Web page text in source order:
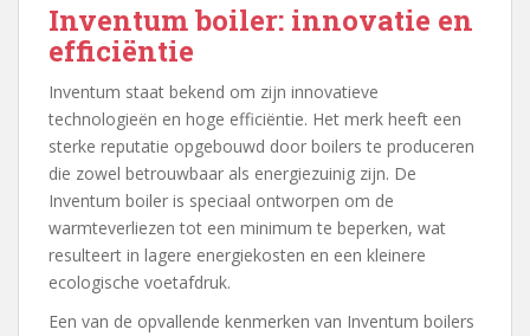
Inventum boiler: innovatie en
efficiëntie
Inventum staat bekend om zijn innovatieve
technologieën en hoge efficiëntie. Het merk heeft een
sterke reputatie opgebouwd door boilers te produceren
die zowel betrouwbaar als energiezuinig zijn. De
Inventum boiler is speciaal ontworpen om de
warmteverliezen tot een minimum te beperken, wat
resulteert in lagere energiekosten en een kleinere
ecologische voetafdruk.
Een van de opvallende kenmerken van Inventum boilers